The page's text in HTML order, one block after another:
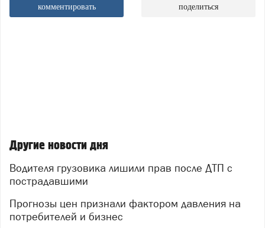
комментировать поделиться
Другие новости дня
Водителя грузовика лишили прав после ДТП с
пострадавшими
Прогнозы цен признали фактором давления на
потребителей и бизнес